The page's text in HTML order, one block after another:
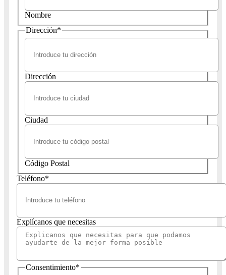
Nombre
Dirección*
Dirección
Ciudad
Código Postal
Teléfono*
Explícanos que necesitas
Consentimiento*